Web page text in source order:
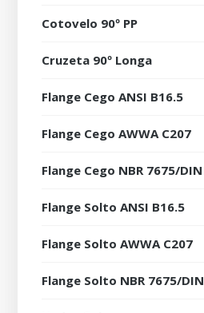
Cotovelo 90º PP
Cruzeta 90º Longa
Flange Cego ANSI B16.5
Flange Cego AWWA C207
Flange Cego NBR 7675/DIN
Flange Solto ANSI B16.5
Flange Solto AWWA C207
Flange Solto NBR 7675/DIN